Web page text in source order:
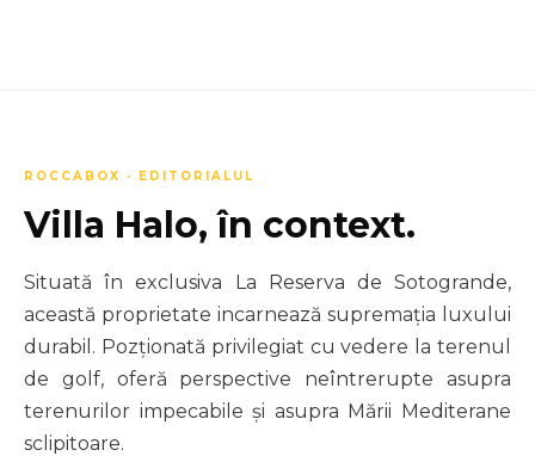
ROCCABOX · EDITORIALUL
Villa Halo, în context.
Situată în exclusiva La Reserva de Sotogrande,
această proprietate incarnează supremația luxului
durabil. Pozționată privilegiat cu vedere la terenul
de golf, oferă perspective neîntrerupte asupra
terenurilor impecabile și asupra Mării Mediterane
sclipitoare.